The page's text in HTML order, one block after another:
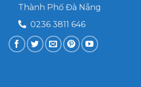
Thành Phố Đà Nẵng
0236 3811 646